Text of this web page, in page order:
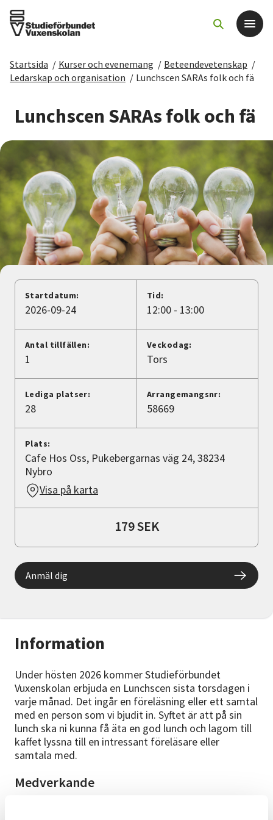
Det här gör vi
För dig som
Sök kurser och evenemang
Om SV
Starta studiecirkel
Cirkelledare
Nyheter
Avdelningar
Lyssna
Startsida / Kurser och evenemang / Beteendevetenskap /
Ledarskap och organisation / Lunchscen SARAs folk och fä
Lunchscen SARAs folk och fä
Information
Under hösten 2026 kommer Studieförbundet
Vuxenskolan erbjuda en Lunchscen sista torsdagen i
varje månad. Det ingår en föreläsning eller ett samtal
med en person som vi bjudit in. Syftet är att på sin
lunch ska ni kunna få äta en god lunch och lagom till
kaffet lyssna till en intressant föreläsare eller
samtala med.
Medverkande
Startdatum:
2026-09-24
Tid:
12:00 - 13:00
Antal tillfällen:
1
Veckodag:
Tors
Lediga platser:
28
Arrangemangsnr:
58669
Plats:
Cafe Hos Oss, Pukebergarnas väg 24, 38234
Nybro
Visa på karta
179 SEK
Anmäl dig